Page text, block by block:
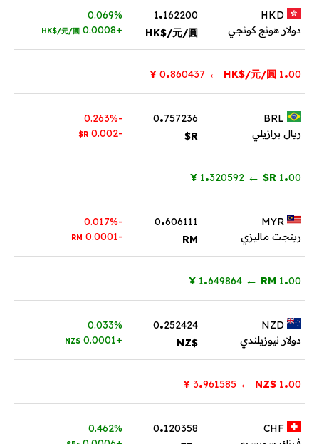
دولار هونج كونجي
1.162200
HK$/元/圓
0.069%
+0.0008
HK$/元/圓
1.00
HK$/元/圓
←
.860437
¥
ريال برازيلي
0.757236
R$
-0.263%
-0.002
R$
1.00
R$
←
.320592
¥
رينجت ماليزي
0.606111
RM
-0.017%
-0.0001
RM
1.00
RM
←
.649864
¥
دولار نيوزيلندي
0.252424
$NZ
0.033%
+0.0001
$NZ
1.00
$NZ
←
.961585
¥
0.120358
0.462%